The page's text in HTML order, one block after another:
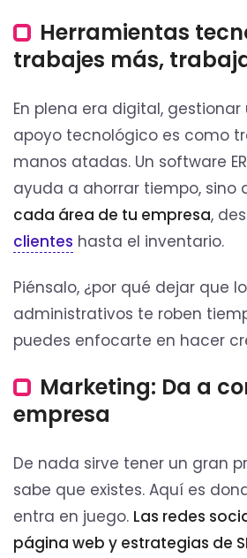
Herramientas
trabajes más,
En plena era digital,
apoyo tecnológico es como
manos atadas. Un software
ayuda a ahorrar tiempo, sino
cada área de tu empresa,
clientes hasta el inventario.
Piénsalo, ¿por qué dejar que
administrativos te roben
puedes enfocarte en hacer
Marketing: Da a
empresa
De nada sirve tener un gran
sabe que existes. Aquí es
entra en juego. Las redes
página web y estrategias de